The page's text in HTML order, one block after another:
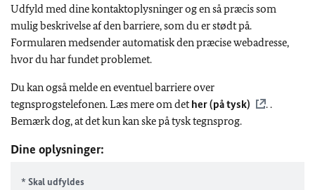
Udfyld med dine kontaktoplysninger og en så præcis som
mulig beskrivelse af den barriere, som du er stødt på.
Formularen medsender automatisk den præcise webadresse,
hvor du har fundet problemet.
Du kan også melde en eventuel barriere over
tegnsprogstelefonen. Læs mere om dether (på tysk)
. .
Bemærk dog, at det kun kan ske på tysk tegnsprog.
Dine oplysninger:
* Skal udfyldes